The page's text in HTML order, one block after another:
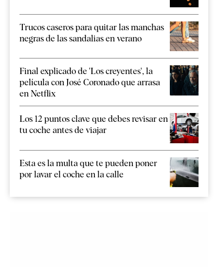
Trucos caseros para quitar las manchas
negras de las sandalias en verano
Final explicado de 'Los creyentes', la
película con José Coronado que arrasa
en Netflix
Los 12 puntos clave que debes revisar en
tu coche antes de viajar
Esta es la multa que te pueden poner
por lavar el coche en la calle